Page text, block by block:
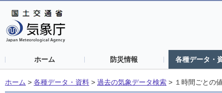
ホーム 防災情報 各種データ・
ホーム > 各種データ・資料 > 過去の気象データ検索 > １時間ごとの